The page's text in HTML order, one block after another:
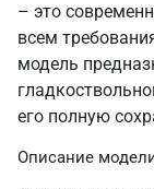
– это
всем
модель
его полную
Описание